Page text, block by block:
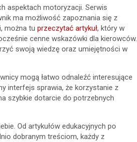
aspektach motoryzacji. Serwis
ma możliwość zapoznania się z
można tu przeczytać artykuł, który w
cenne wskazówki dla kierowców.
swoją wiedzę oraz umiejętności w
mogą łatwo odnaleźć interesujące
interfejs sprawia, że korzystanie z
szybkie dotarcie do potrzebnych
Od artykułów edukacyjnych po
dobranym treściom, każdy z